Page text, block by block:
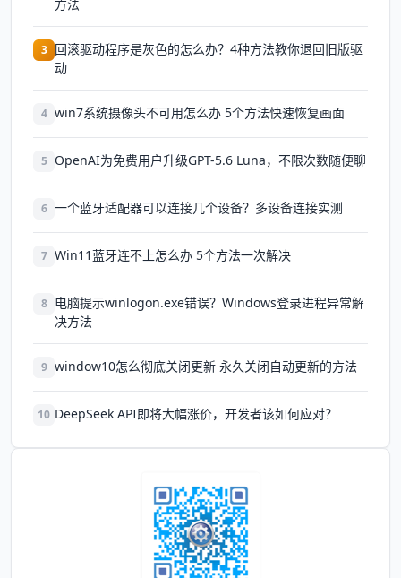
方法
3 回滚驱动程序是灰色的怎么办？4种方法教你退回旧版驱
动
4 win7系统摄像头不可用怎么办 5个方法快速恢复画面
5 OpenAI为免费用户升级GPT-5.6 Luna，不限次数随便聊
6 一个蓝牙适配器可以连接几个设备？多设备连接实测
7 Win11蓝牙连不上怎么办 5个方法一次解决
8 电脑提示winlogon.exe错误？Windows登录进程异常解
决方法
9 window10怎么彻底关闭更新 永久关闭自动更新的方法
10 DeepSeek API即将大幅涨价，开发者该如何应对？